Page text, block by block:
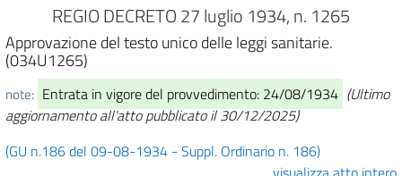
REGIO DECRETO 27 luglio 1934, n. 1265
Approvazione del testo unico delle leggi sanitarie.
(034U1265)
note: Entrata in vigore del provvedimento: 24/08/1934 (Ultimo
aggiornamento all'atto pubblicato il 30/12/2025)
(GU n.186 del 09-08-1934 - Suppl. Ordinario n. 186)